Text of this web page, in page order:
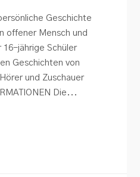
Geschichte
offener Mensch und
16-jährige Schüler
Geschichten von
und Zuschauer
Die...